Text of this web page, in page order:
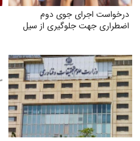
درخواست اجرای جوی دوم
اضطراری جهت جلوگیری از سیل